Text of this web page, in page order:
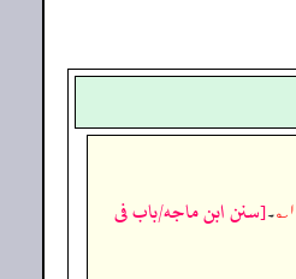
۱؎ ۔[سنن ابن ماجه/باب فى